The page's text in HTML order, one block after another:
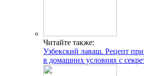
Читайте также:
Узбекский лаваш. Рецепт
в домашних условиях с